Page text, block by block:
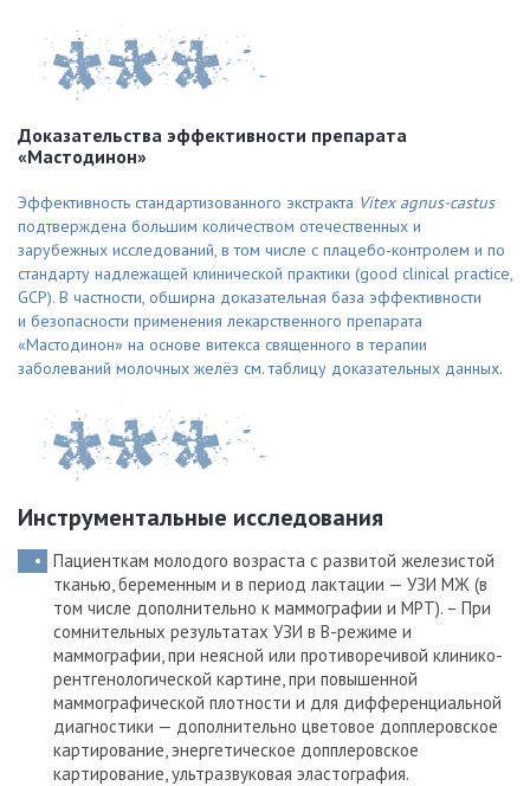
Доказательства эффективности препарата
«Мастодинон»
Эффективность стандартизованного экстракта Vitex agnus-castus
подтверждена большим количеством отечественных и
зарубежных исследований, в том числе с плацебо-контролем и по
стандарту надлежащей клинической практики (good clinical practice,
GCP). В частности, обширна доказательная база эффективности
и безопасности применения лекарственного препарата
«Мастодинон» на основе витекса священного в терапии
заболеваний молочных желёз см. таблицу доказательных данных.
Инструментальные исследования
Пациенткам молодого возраста с развитой железистой
тканью, беременным и в период лактации — УЗИ МЖ (в
том числе дополнительно к маммографии и МРТ). – При
сомнительных результатах УЗИ в В-режиме и
маммографии, при неясной или противоречивой клинико-
рентгенологической картине, при повышенной
маммографической плотности и для дифференциальной
диагностики — дополнительно цветовое допплеровское
картирование, энергетическое допплеровское
картирование, ультразвуковая эластография.